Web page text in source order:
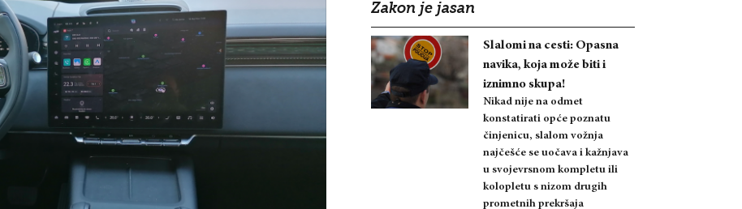
Zakon je jasan
Slalomi na cesti: Opasna
navika, koja može biti i
iznimno skupa!
Nikad nije na odmet
konstatirati opće poznatu
činjenicu, slalom vožnja
najčešće se uočava i kažnjava
u svojevrsnom kompletu ili
kolopletu s nizom drugih
prometnih prekršaja